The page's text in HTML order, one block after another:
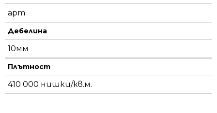
арт
Дебелина
10мм
Плътност
410 000 нишки/кв.м.